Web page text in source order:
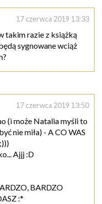
17 czerwca 2019 13:33
takim razie z książką
sygnowane wciąż
17 czerwca 2019 13:50
(i może Natalia myśli to
nie miła) - A CO WAS
Ajjj :D
BARDZO
:*